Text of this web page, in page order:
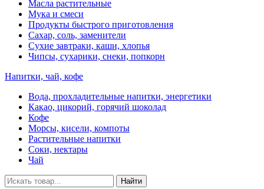
Масла растительные
Мука и смеси
Продукты быстрого приготовления
Сахар, соль, заменители
Сухие завтраки, каши, хлопья
Чипсы, сухарики, снеки, попкорн
Напитки, чай, кофе
Вода, прохладительные напитки, энергетики
Какао, цикорий, горячий шоколад
Кофе
Морсы, кисели, компоты
Растительные напитки
Соки, нектары
Чай
Найти